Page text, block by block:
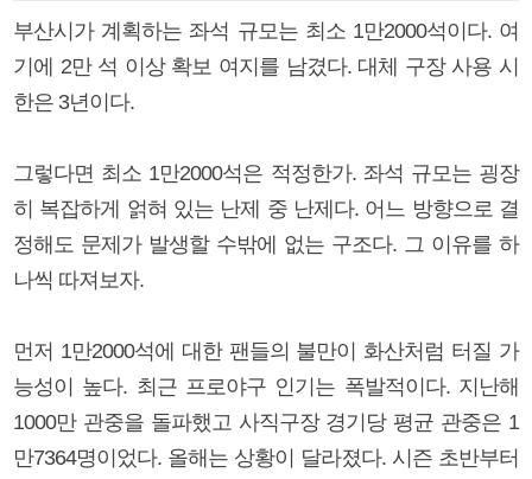
부산시가 계획하는 좌석 규모는 최소 1만2000석이다. 여
기에 2만 석 이상 확보 여지를 남겼다. 대체 구장 사용 시
한은 3년이다.
그렇다면 최소 1만2000석은 적정한가. 좌석 규모는 굉장
히 복잡하게 얽혀 있는 난제 중 난제다. 어느 방향으로 결
정해도 문제가 발생할 수밖에 없는 구조다. 그 이유를 하
나씩 따져보자.
먼저 1만2000석에 대한 팬들의 불만이 화산처럼 터질 가
능성이 높다. 최근 프로야구 인기는 폭발적이다. 지난해
1000만 관중을 돌파했고 사직구장 경기당 평균 관중은 1
만7364명이었다. 올해는 상황이 달라졌다. 시즌 초반부터